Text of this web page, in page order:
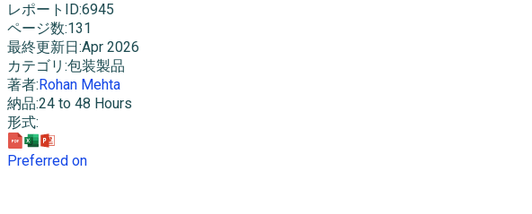
レポートID:6945
ページ数:131
最終更新日 :Apr 2026
カテゴリ :包装製品
著者: Rohan Mehta
納品:24 to 48 Hours
形式:
Preferred on